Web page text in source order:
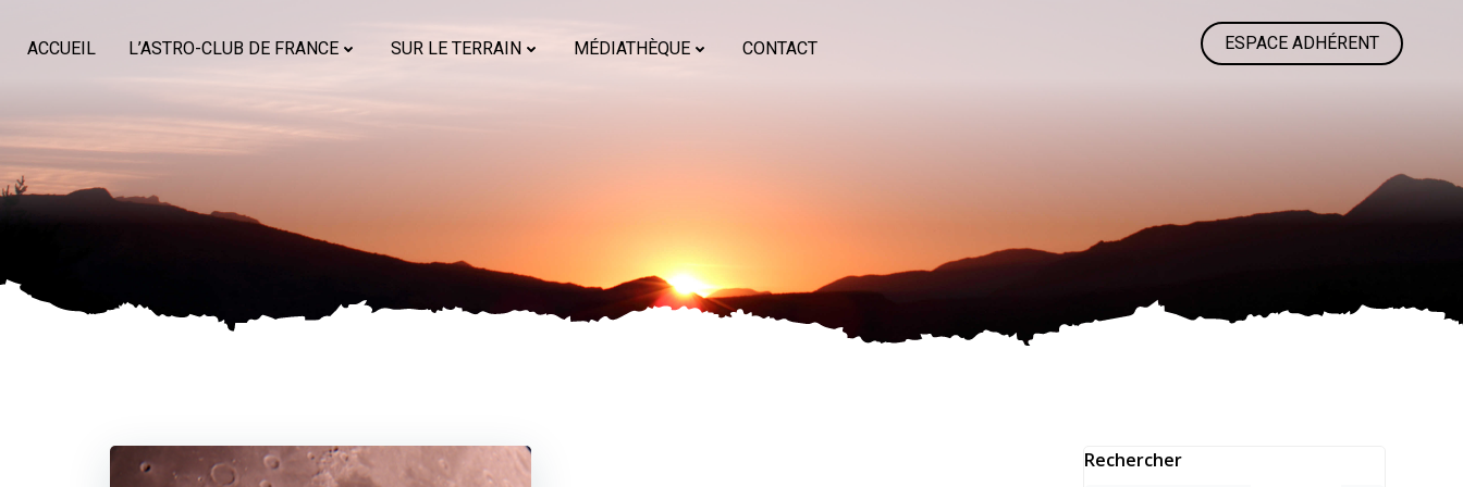
ACCUEIL L’ASTRO-CLUB DE FRANCE SUR LE TERRAIN MÉDIATHÈQUE CONTACT ESPACE ADHÉRENT
Rechercher